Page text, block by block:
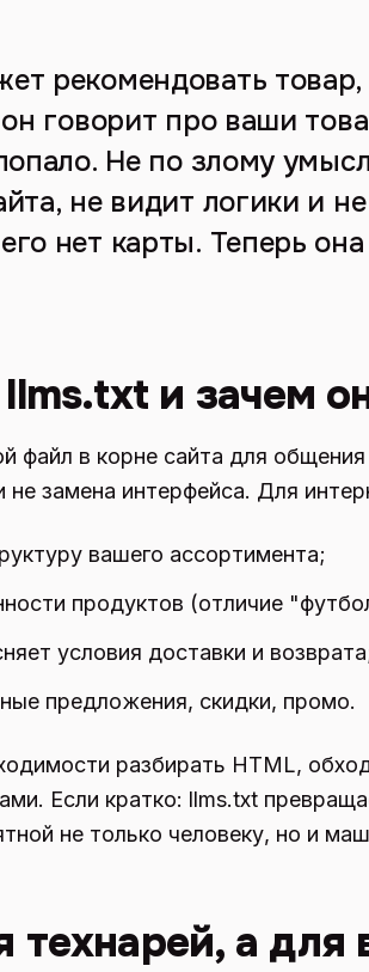
рекомендовать
говорит про ваши
Не по злому
не видит логики и
нет карты. Теперь
и зачем
файл в корне сайта для
не замена интерфейса. Для
вашего ассортимента;
продуктов (отличие
условия доставки и
предложения, скидки, промо.
разбирать HTML,
Если кратко: llms.txt
не только человеку, но и
технарей, а